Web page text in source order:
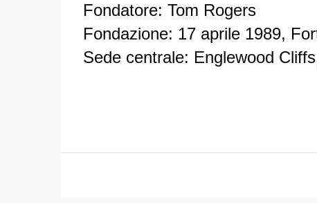
Fondatore: Tom Rogers
Fondazione: 17 aprile 1989,
Sede centrale: Englewood